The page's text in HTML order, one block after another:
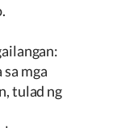
mga
tulad ng